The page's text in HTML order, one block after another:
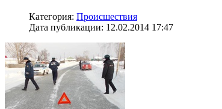
Категория: Происшествия
Дата публикации: 12.02.2014 17:47